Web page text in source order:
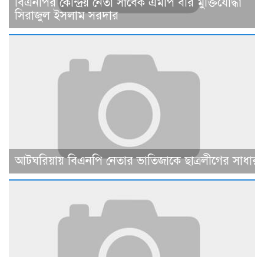
সিরাজুল ইসলাম সরদার
আটঘরিয়ায় বিএনপি নেতার ভাতিজাকে ছাত্রলীগের